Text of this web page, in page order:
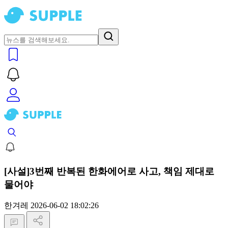
[사설]3번째 반복된 한화에어로 사고, 책임 제대로
물어야
한겨레 2026-06-02 18:02:26